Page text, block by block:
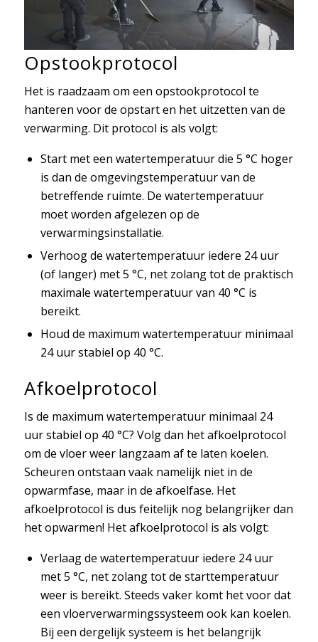
Opstookprotocol
Het is raadzaam om een opstookprotocol te
hanteren voor de opstart en het uitzetten van de
verwarming. Dit protocol is als volgt:
Start met een watertemperatuur die 5 °C hoger
is dan de omgevingstemperatuur van de
betreffende ruimte. De watertemperatuur
moet worden afgelezen op de
verwarmingsinstallatie.
Verhoog de watertemperatuur iedere 24 uur
(of langer) met 5 °C, net zolang tot de praktisch
maximale watertemperatuur van 40 °C is
bereikt.
Houd de maximum watertemperatuur minimaal
24 uur stabiel op 40 °C.
Afkoelprotocol
Is de maximum watertemperatuur minimaal 24
uur stabiel op 40 °C? Volg dan het afkoelprotocol
om de vloer weer langzaam af te laten koelen.
Scheuren ontstaan vaak namelijk niet in de
opwarmfase, maar in de afkoelfase. Het
afkoelprotocol is dus feitelijk nog belangrijker dan
het opwarmen! Het afkoelprotocol is als volgt:
Verlaag de watertemperatuur iedere 24 uur
met 5 °C, net zolang tot de starttemperatuur
weer is bereikt. Steeds vaker komt het voor dat
een vloerverwarmingssysteem ook kan koelen.
Bij een dergelijk systeem is het belangrijk